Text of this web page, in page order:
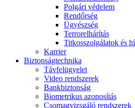
Polgári védelem
Rendőrség
Ügyészség
Terrorelhárítás
Titkosszolgálatok és
Karrier
Biztonságtechnika
Távfelügyelet
Video rendszerek
Bankbiztonság
Biometrikus azonosítás
Csomagvizsgáló rendszerek